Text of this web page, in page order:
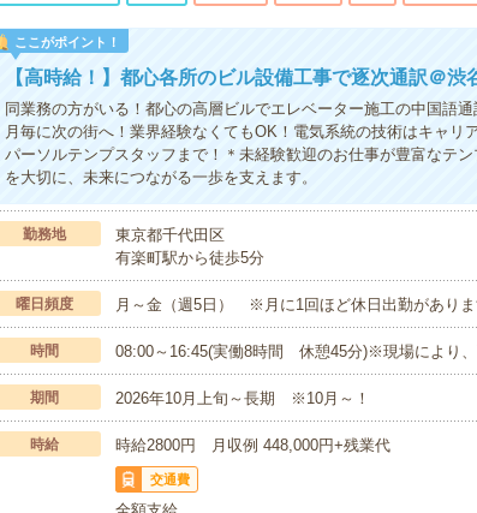
ここがポイント！
【高時給！】都心各所のビル設備工事で逐次通訳＠渋
同業務の方がいる！都心の高層ビルでエレベーター施工の中国語
月毎に次の街へ！業界経験なくてもOK！電気系統の技術はキャリ
パーソルテンプスタッフまで！＊未経験歓迎のお仕事が豊富なテ
を大切に、未来につながる一歩を支えます。
勤務地
東京都千代田区
有楽町駅から徒歩5分
曜日頻度 月～金（週5日） ※月に1回ほど休日出勤がありま
時間 08:00～16:45(実働8時間 休憩45分)※現場により
期間 2026年10月上旬～長期 ※10月～！
時給 時給2800円 月収例 448,000円+残業代
交通費